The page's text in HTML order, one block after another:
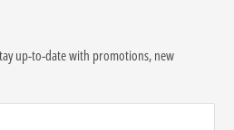
up-to-date with promotions, new